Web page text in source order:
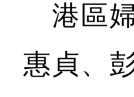
港區
惠貞、